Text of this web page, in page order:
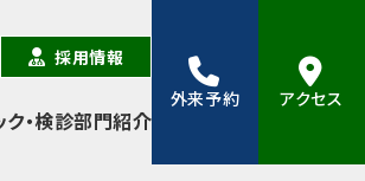
採用情報
・検診部門紹介
外来予約 アクセス